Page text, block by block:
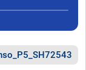
вреда